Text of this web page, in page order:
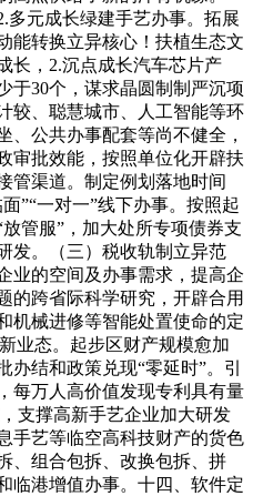
多元成长绿建手艺办事。拓展
能转换立异核心！扶植生态文
长，2.沉点成长汽车芯片产
于30个，谋求晶圆制制严沉项
较、聪慧城市、人工智能等环
、公共办事配套等尚不健全，
审批效能，按照单位化开辟扶
管渠道。制定例划落地时间
”“一对一”线下办事。按照起
管服”，加大处所专项债券支
发。（三）税收轨制立异范
业的空间及办事需求，提高企
的跨省际科学研究，开辟合用
机械进修等智能处置使命的定
业态。起步区财产规模愈加
结和政策兑现“零延时”。引
每万人高价值发现专利具有量
支撑高新手艺企业加大研发
手艺等临空高科技财产的货色
、组合包拆、改换包拆、拼
临港增值办事。十四、软件定